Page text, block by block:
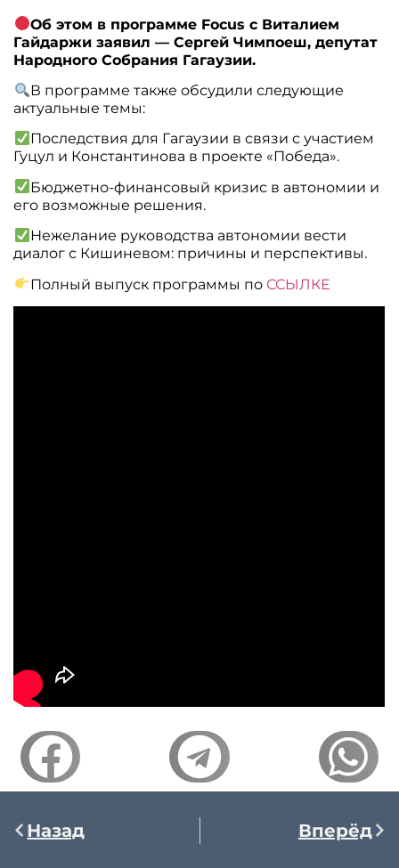
Об этом в программе Focus с Виталием
Гайдаржи заявил — Сергей Чимпоеш, депутат
Народного Собрания Гагаузии.
В программе также обсудили следующие
актуальные темы:
Последствия для Гагаузии в связи с участием
Гуцул и Константинова в проекте «Победа».
Бюджетно-финансовый кризис в автономии и
его возможные решения.
Нежелание руководства автономии вести
диалог с Кишиневом: причины и перспективы.
Полный выпуск программы по ССЫЛКЕ
Назад Вперёд